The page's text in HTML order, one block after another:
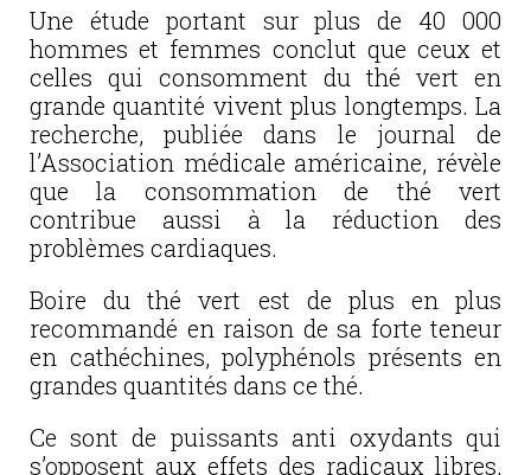
Une étude portant sur plus de 40 000
hommes et femmes conclut que ceux et
celles qui consomment du thé vert en
grande quantité vivent plus longtemps. La
recherche, publiée dans le journal de
l’Association médicale américaine, révèle
que la consommation de thé vert
contribue aussi à la réduction des
problèmes cardiaques.
Boire du thé vert est de plus en plus
recommandé en raison de sa forte teneur
en cathéchines, polyphénols présents en
grandes quantités dans ce thé.
Ce sont de puissants anti oxydants qui
s’opposent aux effets des radicaux libres,